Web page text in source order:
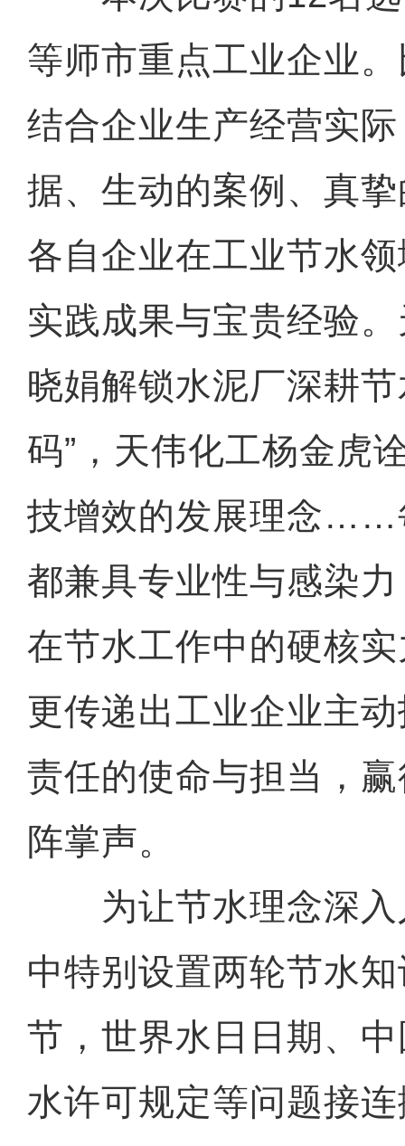
等师市重点工业企业
结合企业生产经营实
据、生动的案例、真
各自企业在工业节水
实践成果与宝贵经验
晓娟解锁水泥厂深耕
码”，天伟化工杨金虎
技增效的发展理念……
都兼具专业性与感染
在节水工作中的硬核
更传递出工业企业主
责任的使命与担当，
阵掌声。
为让节水理念深入
中特别设置两轮节水
节，世界水日日期、
水许可规定等问题接